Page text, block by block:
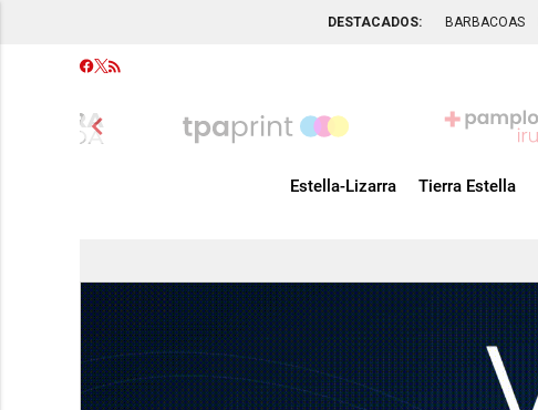
DESTACADOS: BARBACOAS
chevron_left
Estella-Lizarra Tierra Estella